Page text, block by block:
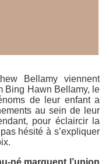
Bellamy viennent
Bing Hawn Bellamy, le
de leur enfant a
au sein de leur
pour éclaircir la
hésité à s’expliquer
né marquent l’union